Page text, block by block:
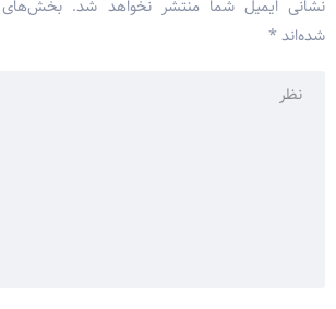
نشانی ایمیل شما منتشر نخواهد شد. بخش‌های
شده‌اند *